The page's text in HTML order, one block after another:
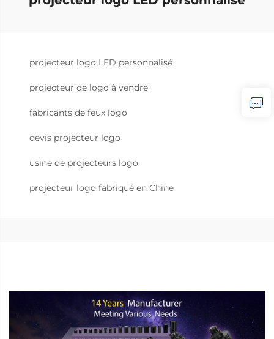
projecteur logo LED personnalisé
projecteur de logo à vendre
fabricants de feux logo
devis projecteur logo
usine de projecteurs logo
projecteur logo fabriqué en Chine